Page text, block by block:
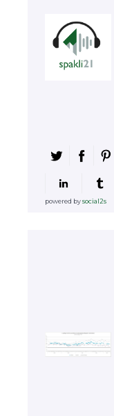
powered bysocial2s